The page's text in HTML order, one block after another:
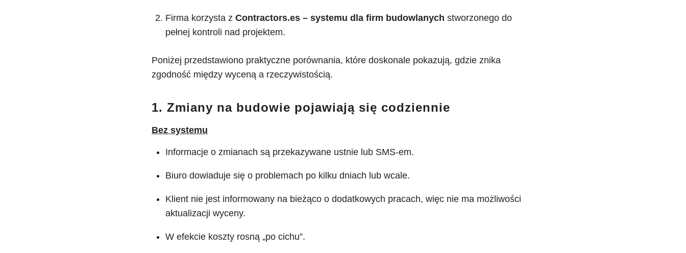
Firma korzysta z Contractors.es – systemu dla firm budowlanych stworzonego do
pełnej kontroli nad projektem.
Poniżej przedstawiono praktyczne porównania, które doskonale pokazują, gdzie znika
zgodność między wyceną a rzeczywistością.
1. Zmiany na budowie pojawiają się codziennie
Bez systemu
Informacje o zmianach są przekazywane ustnie lub SMS-em.
Biuro dowiaduje się o problemach po kilku dniach lub wcale.
Klient nie jest informowany na bieżąco o dodatkowych pracach, więc nie ma możliwości
aktualizacji wyceny.
W efekcie koszty rosną „po cichu”.